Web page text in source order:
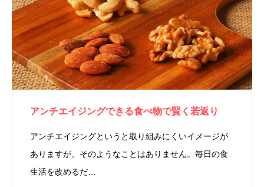
アンチエイジングできる食べ物で賢く若返り
アンチエイジングというと取り組みにくいイメージが
ありますが、そのようなことはありません。毎日の食
生活を改めるだ…